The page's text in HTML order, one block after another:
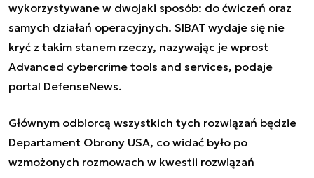
wykorzystywane w dwojaki sposób: do ćwiczeń oraz
samych działań operacyjnych. SIBAT wydaje się nie
kryć z takim stanem rzeczy, nazywając je wprost
Advanced cybercrime tools and services, podaje
portal DefenseNews.
Głównym odbiorcą wszystkich tych rozwiązań będzie
Departament Obrony USA, co widać było po
wzmożonych rozmowach w kwestii rozwiązań